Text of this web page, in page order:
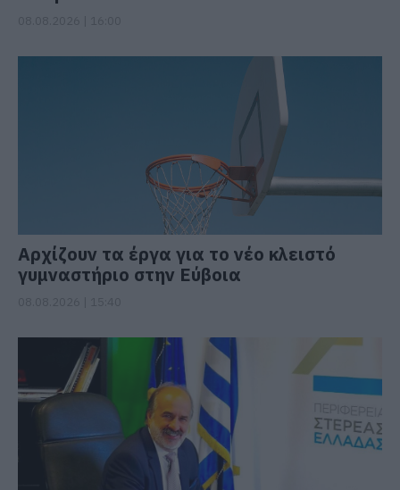
Αρχίζουν τα έργα για το νέο κλειστό
γυμναστήριο στην Εύβοια